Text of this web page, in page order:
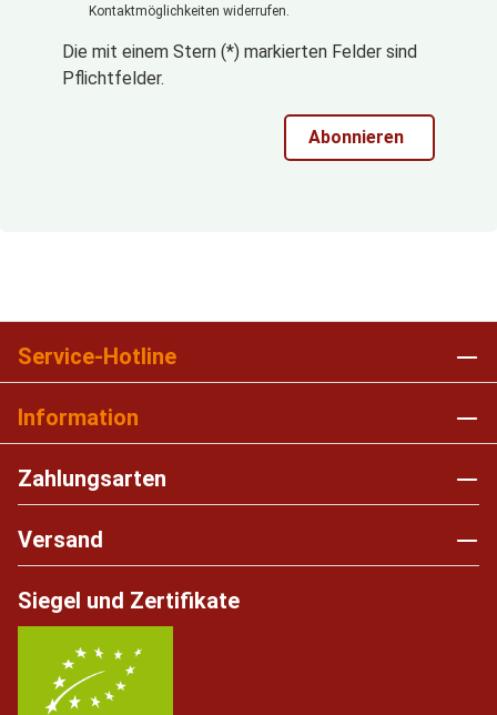
Kontaktmöglichkeiten widerrufen.
Die mit einem Stern (*) markierten Felder sind
Pflichtfelder.
Abonnieren
Service-Hotline
Information
Zahlungsarten
Versand
Siegel und Zertifikate